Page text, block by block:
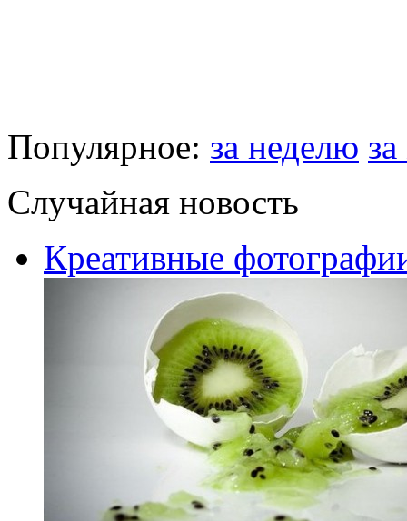
Популярное: за неделю
Случайная новость
Креативные